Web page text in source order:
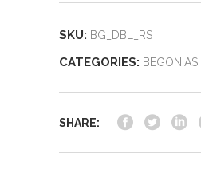
SKU: BG_DBL_RS
CATEGORIES: BEGONIAS
SHARE: